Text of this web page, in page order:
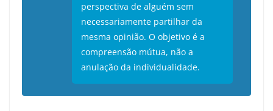
perspectiva de alguém sem
necessariamente partilhar da
mesma opinião. O objetivo é a
compreensão mútua, não a
anulação da individualidade.